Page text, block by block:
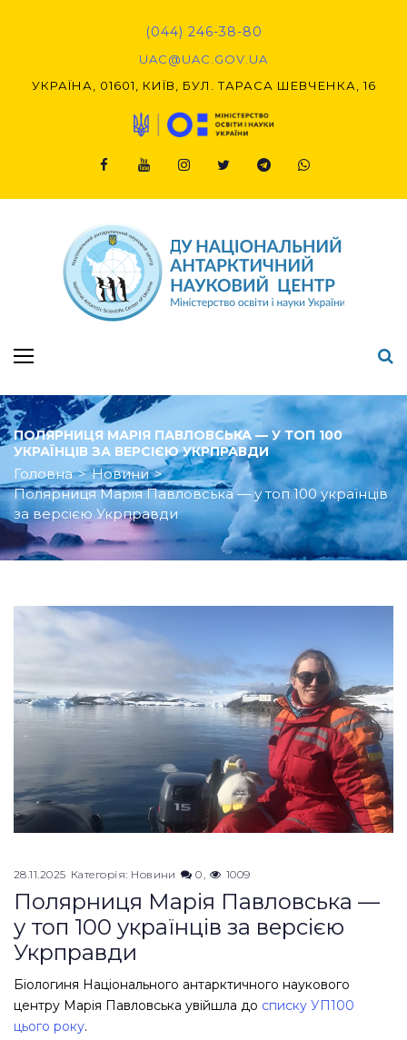
(044) 246-38-80
UAC@UAC.GOV.UA​​
УКРАЇНА, 01601, КИЇВ, БУЛ. ТАРАСА ШЕВЧЕНКА, 16
ПОЛЯРНИЦЯ МАРІЯ ПАВЛОВСЬКА — У ТОП 100
УКРАЇНЦІВ ЗА ВЕРСІЄЮ УКРПРАВДИ
Головна > Новини >
Полярниця Марія Павловська — у топ 100 українців
за версією Укрправди
28.11.2025 Категорія: Новини 0 1009
Полярниця Марія Павловська —
у топ 100 українців за версією
Укрправди
Біологиня Національного антарктичного наукового
центру Марія Павловська увійшла до списку УП100
цього року.